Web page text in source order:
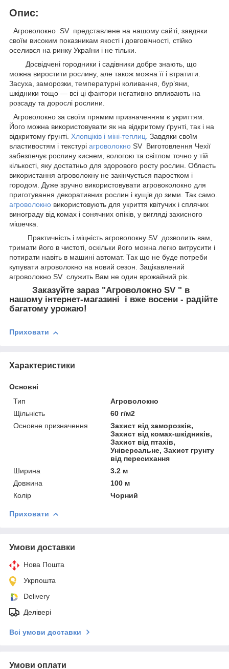
Опис:
Агроволокно SV представлене на нашому сайті, завдяки
своїм високим показникам якості і довговічності, стійко
оселився на ринку України і не тільки.
Досвідчені городники і садівники добре знають, що
можна виростити рослину, але також можна її і втратити.
Засуха, заморозки, температурні коливання, бур’яни,
шкідники тощо — всі ці фактори негативно впливають на
розсаду та дорослі рослини.
Агроволокно за своїм прямим призначенням є укриттям.
Його можна використовувати як на відкритому ґрунті, так і на
відкритому ґрунті. Хлопціків і міні-теплиц. Завдяки своїм
властивостям і текстурі агроволокно SV Виготовлення Чехії
забезпечує рослину киснем, вологою та світлом точно у тій
кількості, яку достатньо для здорового росту рослин. Область
використання агроволокну не закінчується паростком і
городом. Дуже зручно використовувати агровоколокно для
приготування декоративних рослин і кущів до зими. Так само.
агроволокно використовують для укриття квітучих і сплячих
винограду від комах і сонячних опіків, у вигляді захисного
мішечка.
Практичність і міцність агроволокну SV дозволить вам,
тримати його в чистоті, оскільки його можна легко витрусити і
потирати навіть в машині автомат. Так що не буде потреби
купувати агроволокно на новий сезон. Зацікавлений
агроволокно SV служить Вам не один врожайний рік.
Заказуйте зараз "Агроволокно SV " в
нашому інтернет-магазині і вже восени - радійте
багатому урожаю!
Приховати
Характеристики
Основні
Тип
Агроволокно
Щільність
60 г/м2
Основне призначення
Захист від заморозків,
Захист від комах-шкідників,
Захист від птахів,
Універсальне, Захист грунту
від пересихання
Ширина
3.2 м
Довжина
100 м
Колір
Чорний
Приховати
Умови доставки
Нова Пошта
Укрпошта
Delivery
Делівері
Всі умови доставки
Умови оплати